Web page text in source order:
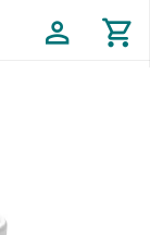
profile shopping_cart